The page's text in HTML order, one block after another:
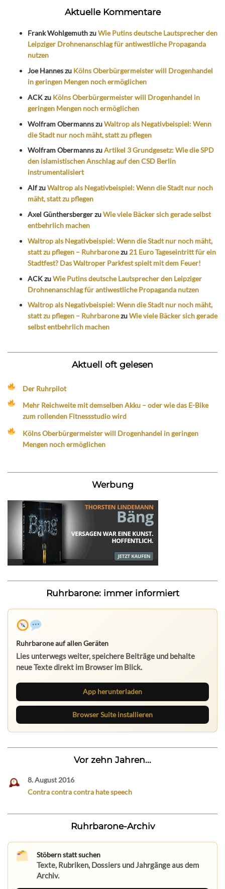
Aktuelle Kommentare
Frank WohlgemuthzuWie Putins deutsche Lautsprecher den
Leipziger Drohnenanschlag für antiwestliche Propaganda
nutzen
Joe Hanneszu Kölns Oberbürgermeister will Drogenhandel
in geringen Mengen noch ermöglichen
ACKzu Kölns Oberbürgermeister will Drogenhandel in
geringen Mengen noch ermöglichen
Wolfram ObermannszuWaltrop als Negativbeispiel: Wenn
die Stadt nur noch mäht, statt zu pflegen
Wolfram ObermannszuArtikel 3 Grundgesetz: Wie die SPD
den islamistischen Anschlag auf den CSD Berlin
instrumentalisiert
AlfzuWaltrop als Negativbeispiel: Wenn die Stadt nur noch
mäht, statt zu pflegen
Axel GünthersbergerzuWie viele Bäcker sich gerade selbst
entbehrlich machen
Waltrop als Negativbeispiel: Wenn die Stadt nur noch mäht,
statt zu pflegen – Ruhrbaronezu 21 Euro Tageseintritt für ein
Stadtfest? Das Waltroper Parkfest spielt mit dem Feuer!
ACKzuWie Putins deutsche Lautsprecher den Leipziger
Drohnenanschlag für antiwestliche Propaganda nutzen
Waltrop als Negativbeispiel: Wenn die Stadt nur noch mäht,
statt zu pflegen – RuhrbaronezuWie viele Bäcker sich gerade
selbst entbehrlich machen
Aktuell oft gelesen
Der Ruhrpilot
Mehr Reichweite mit demselben Akku – oder wie das E-Bike
zum rollenden Fitnessstudio wird
Kölns Oberbürgermeister will Drogenhandel in geringen
Mengen noch ermöglichen
Werbung
Ruhrbarone: immer informiert
Ruhrbarone auf allen Geräten
Lies unterwegs weiter, speichere Beiträge und behalte
neue Texte direkt im Browser im Blick.
App herunterladen
Browser Suite installieren
Vor zehn Jahren...
8. August 2016
Contra contra contra hate speech
Ruhrbarone-Archiv
Stöbern statt suchen
Texte, Rubriken, Dossiers und Jahrgänge aus dem
Archiv.